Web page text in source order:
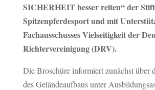
SICHERHEIT besser reiten“ der
Spitzenpferdesport und mit
Fachausschusses Vielseitigkeit der
Richtervereinigung (DRV).
Die Broschüre informiert zunächst über
des Geländeaufbaus unter